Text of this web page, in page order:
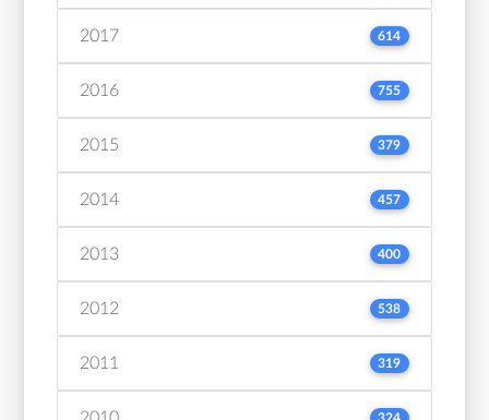
2017 614
2016 755
2015 379
2014 457
2013 400
2012 538
2011 319